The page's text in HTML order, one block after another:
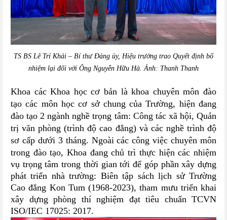
TS BS Lê Trí Khải – Bí thư Đảng ủy, Hiệu trưởng trao Quyết định bổ
nhiệm lại đối với Ông Nguyễn Hữu Hà. Ảnh: Thanh Thanh
Khoa các Khoa học cơ bản là khoa chuyên môn đào
tạo các môn học cơ sở chung của Trường, hiện đang
đào tạo 2 ngành nghề trọng tâm: Công tác xã hội, Quản
trị văn phòng (trình độ cao đẳng) và các nghề trình độ
sơ cấp dưới 3 tháng. Ngoài các công việc chuyên môn
trong đào tạo, Khoa đang chủ trì thực hiện các nhiệm
vụ trọng tâm trong thời gian tới để góp phần xây dựng
phát triển nhà trường: Biên tập sách lịch sử Trường
Cao đẳng Kon Tum (1968-2023), tham mưu triển khai
xây dựng phòng thí nghiệm đạt tiêu chuẩn TCVN
ISO/IEC 17025: 2017.